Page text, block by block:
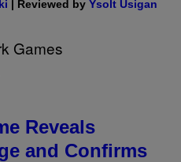
| Reviewed by Ysolt Usigan
Reveals
and Confirms